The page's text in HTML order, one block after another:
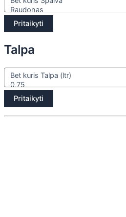
Pritaikyti
Talpa
Pritaikyti